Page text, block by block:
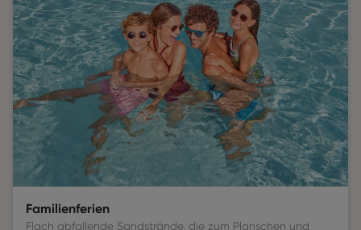
Familienferien
Flach abfallende Sandstrände, die zum Planschen und